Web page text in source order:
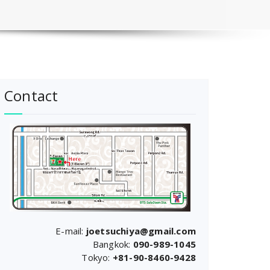
Contact
E-mail: joetsuchiya@gmail.com
Bangkok: 090-989-1045
Tokyo: +81-90-8460-9428